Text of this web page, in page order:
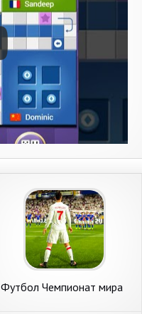
Футбол Чемпионат мира